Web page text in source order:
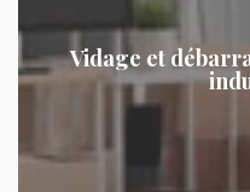
Vidage et